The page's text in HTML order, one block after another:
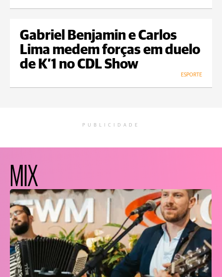
Gabriel Benjamin e Carlos
Lima medem forças em duelo
de K’1 no CDL Show
ESPORTE
PUBLICIDADE
MIX